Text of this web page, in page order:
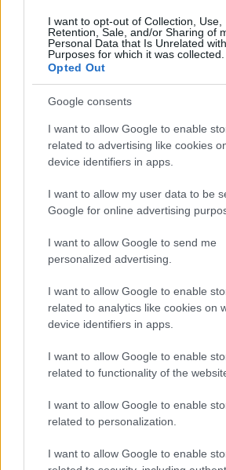
I want to opt-out of Collection, Use,
Retention, Sale, and/or Sharing of
Personal Data that Is Unrelated
Purposes for which it was collected.
Opted Out
Google consents
I want to allow Google to enable
related to advertising like cookies
device identifiers in apps.
I want to allow my user data to be
Google for online advertising
I want to allow Google to send me
personalized advertising.
I want to allow Google to enable
related to analytics like cookies on
device identifiers in apps.
I want to allow Google to enable
related to functionality of the
I want to allow Google to enable
related to personalization.
I want to allow Google to enable
Itt pedig a TASZ kardoskodik a
helyezettek szavazatai joga mellett:
index.hu/video/2010/04/24/
kalapácstollú
16 éve
@hulyeinformatikus : szerinted a
egyenló a kapitalizmussal?
hulyeinformatikus
16 éve
@kalapácstollú: Globális
"neoliberalizmus" egyik
Továbbra is kérdezem, hogy
hogy a liberalizmus bukott meg?
16 éve